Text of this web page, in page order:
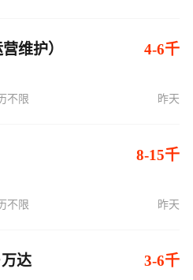
维护） 4-6千
不限 昨天
8-15千
不限 昨天
达 3-6千